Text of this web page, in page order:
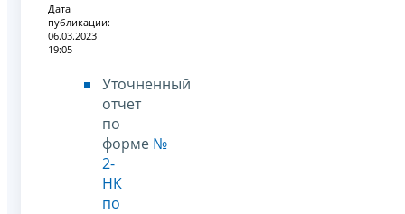
Дата
публикации:
06.03.2023
19:05
Уточненный
отчет
по
форме №
2-
НК
по